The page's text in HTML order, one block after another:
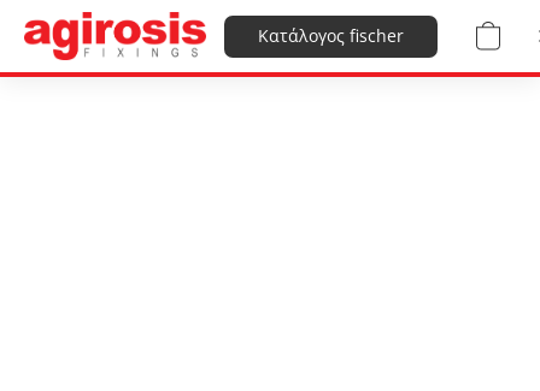
Κατάλογος fischer